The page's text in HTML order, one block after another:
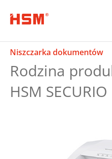
Niszczarka dokumentów
Rodzina
HSM